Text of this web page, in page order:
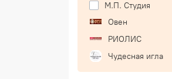
М.П. Студия
Овен
РИОЛИС
Чудесная игла